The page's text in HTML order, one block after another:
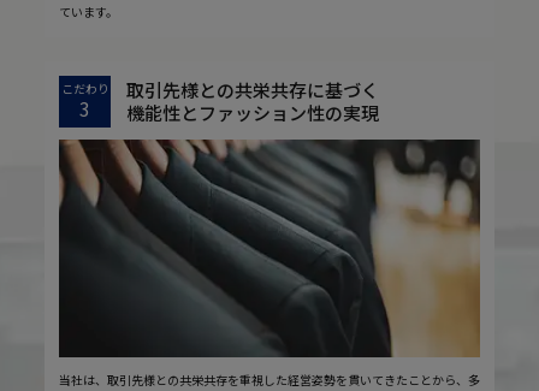
ています。
こだわり
3
取引先様との共栄共存に基づく
機能性とファッション性の実現
当社は、取引先様との共栄共存を重視した経営姿勢を貫いてきたことから、多